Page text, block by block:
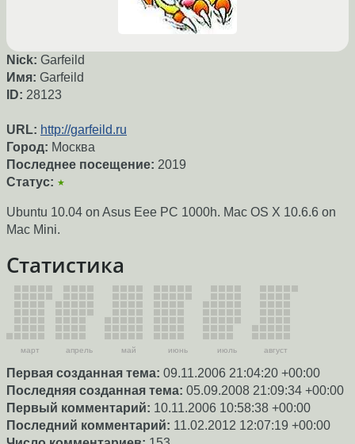
Nick: Garfeild
Имя: Garfeild
ID: 28123
URL: http://garfeild.ru
Город: Москва
Последнее посещение: 2019
Статус: ★
Ubuntu 10.04 on Asus Eee PC 1000h. Mac OS X 10.6.6 on
Mac Mini.
Статистика
март апрель май июнь июль август
Первая созданная тема: 09.11.2006 21:04:20 +00:00
Последняя созданная тема: 05.09.2008 21:09:34 +00:00
Первый комментарий: 10.11.2006 10:58:38 +00:00
Последний комментарий: 11.02.2012 12:07:19 +00:00